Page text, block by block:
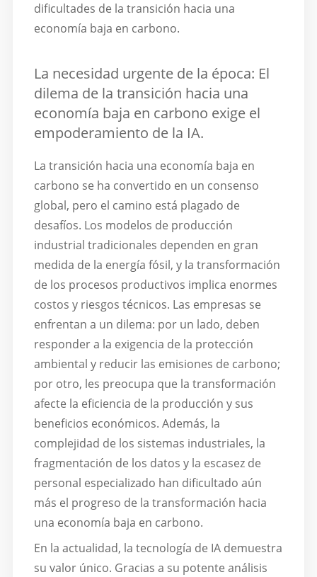
dificultades de la transición hacia una
economía baja en carbono.
La necesidad urgente de la época: El
dilema de la transición hacia una
economía baja en carbono exige el
empoderamiento de la IA.
La transición hacia una economía baja en
carbono se ha convertido en un consenso
global, pero el camino está plagado de
desafíos. Los modelos de producción
industrial tradicionales dependen en gran
medida de la energía fósil, y la transformación
de los procesos productivos implica enormes
costos y riesgos técnicos. Las empresas se
enfrentan a un dilema: por un lado, deben
responder a la exigencia de la protección
ambiental y reducir las emisiones de carbono;
por otro, les preocupa que la transformación
afecte la eficiencia de la producción y sus
beneficios económicos. Además, la
complejidad de los sistemas industriales, la
fragmentación de los datos y la escasez de
personal especializado han dificultado aún
más el progreso de la transformación hacia
una economía baja en carbono.
En la actualidad, la tecnología de IA demuestra
su valor único. Gracias a su potente análisis